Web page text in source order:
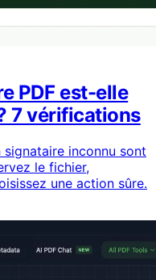
PDF est-elle
7 vérifications
signataire inconnu sont
le fichier,
une action sûre.